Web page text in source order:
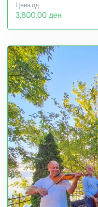
Цена од
3,800.00 ден